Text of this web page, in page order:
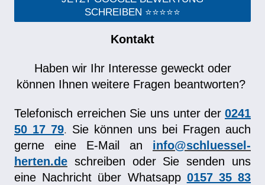
SCHREIBEN ⭐⭐⭐⭐⭐
Kontakt
Haben wir Ihr Interesse geweckt oder
können Ihnen weitere Fragen beantworten?
Telefonisch erreichen Sie uns unter der 0241
50 17 79. Sie können uns bei Fragen auch
gerne eine E-Mail an info@schluessel-
herten.de schreiben oder Sie senden uns
eine Nachricht über Whatsapp 0157 35 83